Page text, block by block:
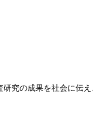
究の成果を社会に伝